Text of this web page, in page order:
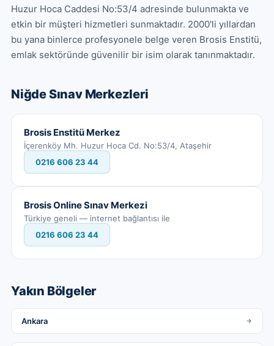
Huzur Hoca Caddesi No:53/4 adresinde bulunmakta ve
etkin bir müşteri hizmetleri sunmaktadır. 2000'li yıllardan
bu yana binlerce profesyonele belge veren Brosis Enstitü,
emlak sektöründe güvenilir bir isim olarak tanınmaktadır.
NiğdeSınav Merkezleri
Brosis Enstitü Merkez
İçerenköy Mh. Huzur Hoca Cd. No:53/4, Ataşehir
0216 606 23 44
Brosis Online Sınav Merkezi
Türkiye geneli — internet bağlantısı ile
0216 606 23 44
Yakın Bölgeler
Ankara